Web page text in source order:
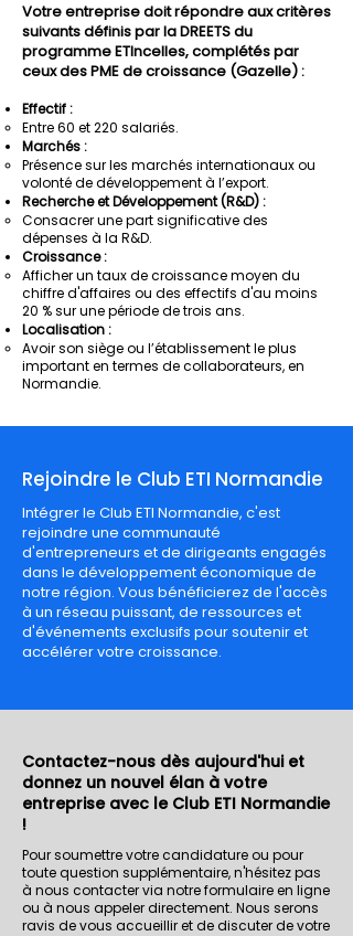
Votre entreprise doit répondre aux critères
suivants définis par la DREETS du
programme ETIncelles, complétés par
ceux des PME de croissance (Gazelle) :
Effectif :
Entre 60 et 220 salariés.
Marchés :
Présence sur les marchés internationaux ou
volonté de développement à l’export.
Recherche et Développement (R&D) :
Consacrer une part significative des
dépenses à la R&D.
Croissance :
Afficher un taux de croissance moyen du
chiffre d'affaires ou des effectifs d'au moins
20 % sur une période de trois ans.
Localisation :
Avoir son siège ou l’établissement le plus
important en termes de collaborateurs, en
Normandie.
Rejoindre le Club ETI Normandie
Intégrer le Club ETI Normandie, c'est
rejoindre une communauté
d'entrepreneurs et de dirigeants engagés
dans le développement économique de
notre région. Vous bénéficierez de l'accès
à un réseau puissant, de ressources et
d'événements exclusifs pour soutenir et
accélérer votre croissance.
Contactez-nous dès aujourd'hui et
donnez un nouvel élan à votre
entreprise avec le Club ETI Normandie
!
Pour soumettre votre candidature ou pour
toute question supplémentaire, n'hésitez pas
à nous contacter via notre formulaire en ligne
ou à nous appeler directement. Nous serons
ravis de vous accueillir et de discuter de votre